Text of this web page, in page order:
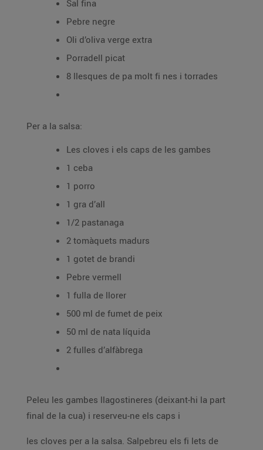
Sal fina
Pebre negre
Oli d’oliva verge extra
Porradell picat
8 llesques de pa molt fi nes i torrades
Per a la salsa:
Les cloves i els caps de les gambes
1 ceba
1 porro
1 gra d’all
1/2 pastanaga
2 tomàquets madurs
1 gotet de brandi
Pebre vermell
1 fulla de llorer
500 ml de fumet de peix
50 ml de nata líquida
2 fulles d’alfàbrega
Peleu les gambes llagostineres (deixant-hi la part
final de la cua) i reserveu-ne els caps i
les cloves per a la salsa. Salpebreu els fi lets de